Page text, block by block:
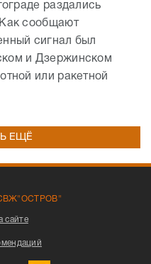
раздались
сообщают
сигнал был
и Дзержинском
или ракетной
ЕЩЁ
сайте